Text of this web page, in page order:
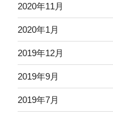
2020年11月
2020年1月
2019年12月
2019年9月
2019年7月